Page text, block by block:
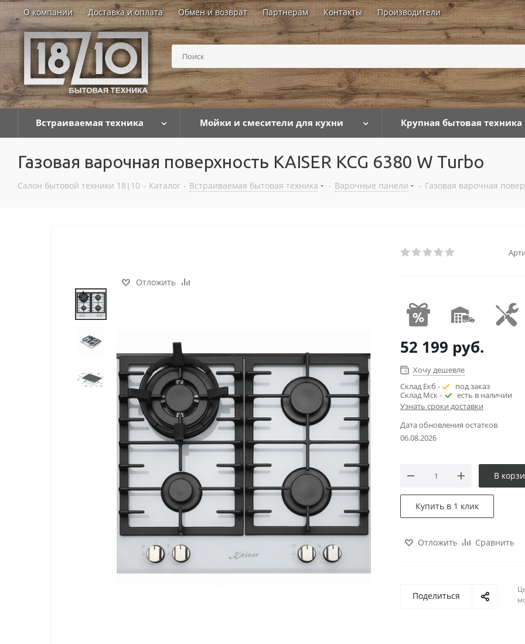
О компании Доставка и оплата Обмен и возврат Партнерам Контакты Производители ...
Встраиваемая техника Мойки и смесители для кухни Крупная бытовая техника
Газовая варочная поверхность KAISER KCG 6380 W Turbo
Салон бытовой техники 18|10 - Каталог - Встраиваемая бытовая техника - Варочные панели - Газовая варочная
Отложить
52 199 руб.
Хочу дешевле
Склад Екб -
под заказ
Склад Мск -
есть в наличии
Узнать сроки доставки
Дата обновления остатков
06.08.2026
В
Купить в 1 клик
Отложить Сравнить
Поделиться